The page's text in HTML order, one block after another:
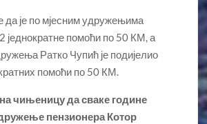
да је по мјесним удружењима
једнократне помоћи по 50 КМ, а
Ратко Чупић је подијелио
помоћи по 50 КМ.
чињеницу да сваке године
пензионера Котор